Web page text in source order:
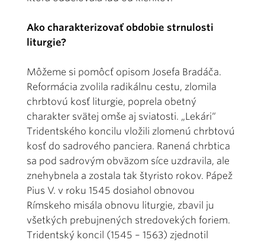
Ako charakterizovať obdobie strnulosti
liturgie?
Môžeme si pomôcť opisom Josefa Bradáča.
Reformácia zvolila radikálnu cestu, zlomila
chrbtovú kosť liturgie, poprela obetný
charakter svätej omše aj sviatosti. „Lekári“
Tridentského koncilu vložili zlomenú chrbtovú
kosť do sadrového panciera. Ranená chrbtica
sa pod sadrovým obväzom síce uzdravila, ale
znehybnela a zostala tak štyristo rokov. Pápež
Pius V. v roku 1545 dosiahol obnovou
Rímskeho misála obnovu liturgie, zbavil ju
všetkých prebujnených stredovekých foriem.
Tridentský koncil (1545 – 1563) zjednotil